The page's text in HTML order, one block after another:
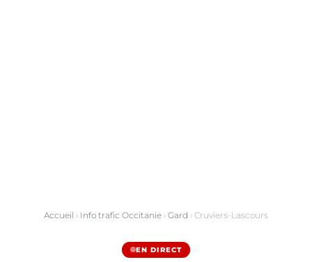
Accueil › Info trafic Occitanie › Gard › Cruviers-Lascours
EN DIRECT